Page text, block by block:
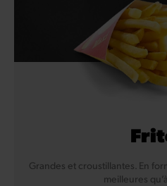
Grandes et croustillantes. En
meilleures